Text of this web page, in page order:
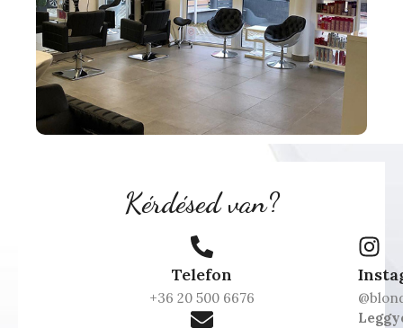
Kérdésed van?
Telefon
+36 20 500 6676